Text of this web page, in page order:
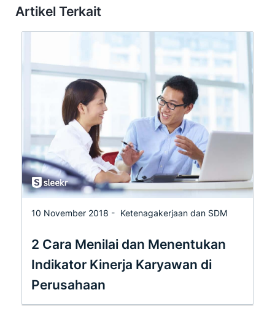
Artikel Terkait
10 November 2018 - Ketenagakerjaan dan SDM
2 Cara Menilai dan Menentukan
Indikator Kinerja Karyawan di
Perusahaan